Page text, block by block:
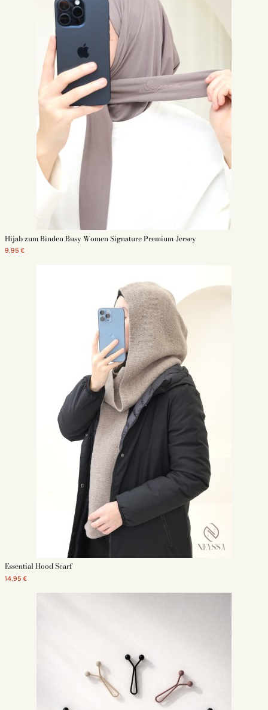
Hijab zum Binden Busy Women Signature Premium-Jersey
9,95 €
Essential Hood Scarf
14,95 €